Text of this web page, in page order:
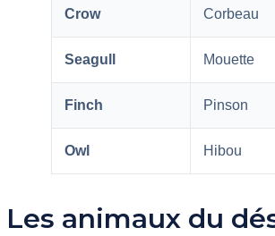
Crow Corbeau
Seagull Mouette
Finch Pinson
Owl Hibou
Les animaux du